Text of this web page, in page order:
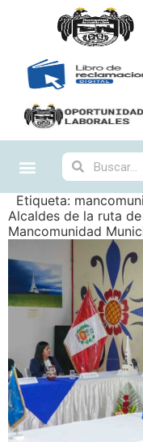
Etiqueta:
Alcaldes de la ruta
Mancomunidad